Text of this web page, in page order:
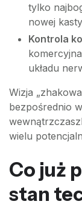
tylko
nowej
Kontrola
układu
Wizja
bezpośrednio
wielu
Co już
stan